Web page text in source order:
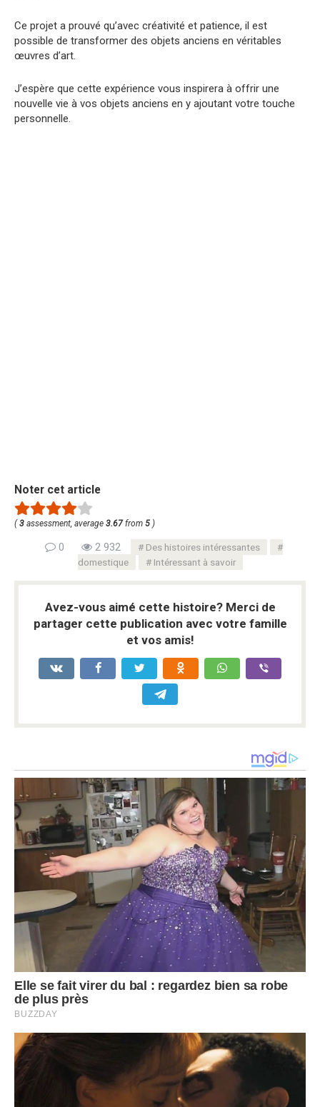
Ce projet a prouvé qu’avec créativité et patience, il est
possible de transformer des objets anciens en véritables
œuvres d’art.
J’espère que cette expérience vous inspirera à offrir une
nouvelle vie à vos objets anciens en y ajoutant votre touche
personnelle.
Noter cet article
(3 assessment, average 3.67from 5 )
0 2 932
Des histoires intéressantes
domestique
Intéressant à savoir
Avez-vous aimé cette histoire? Merci de
partager cette publication avec votre famille
et vos amis!